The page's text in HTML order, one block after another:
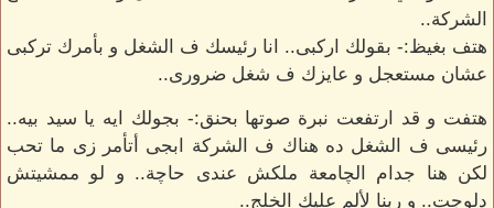
الشركة..
هتف بغيظ:- بقولك اركبى.. انا رئيسك ف الشغل و بأمرك تركبى
عشان مستعجل و عايزك ف شغل ضرورى..
هتفت و قد ارتفعت نبرة صوتها بحنق:- بجولك ايه يا سيد بيه..
رئيسى ف الشغل ده هناك ف الشركة ابجى أتأمر زى ما تحب
لكن هنا جدام الچامعة ملكش عندى حاچة.. و لو ممشيتش
دلوجت.. و ربنا لألم عليك الخلج..